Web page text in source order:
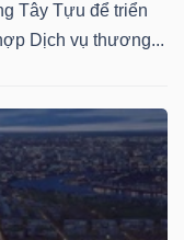
Tây Tựu để triển
Dịch vụ thương...